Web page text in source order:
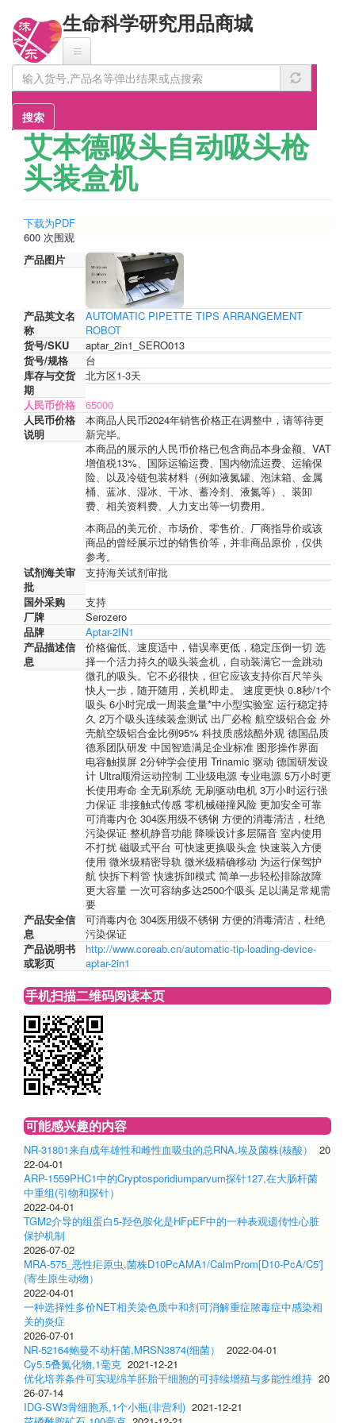
生命科学研究用品商城
搜索
艾本德吸头自动吸头枪
头装盒机
下载为PDF
600 次围观
产品图片
产品英文名
称
AUTOMATIC PIPETTE TIPS ARRANGEMENT
ROBOT
货号/SKU
aptar_2in1_SERO013
货号/规格
台
库存与交货
期
北方区1-3天
人民币价格
65000
人民币价格
说明
本商品人民币2024年销售价格正在调整中，请等待更
新完毕。
本商品的展示的人民币价格已包含商品本身金额、VAT
增值税13%、国际运输运费、国内物流运费、运输保
险、以及冷链包装材料（例如液氮罐、泡沫箱、金属
桶、蓝冰、湿冰、干冰、蓄冷剂、液氮等）、装卸
费、相关资料费、人力支出等一切费用。
本商品的美元价、市场价、零售价、厂商指导价或该
商品的曾经展示过的销售价等，并非商品原价，仅供
参考。
试剂海关审
批
支持海关试剂审批
国外采购
支持
厂牌
Serozero
品牌
Aptar-2IN1
产品描述信
息
价格偏低、速度适中，错误率更低，稳定压倒一切 选
择一个活力持久的吸头装盒机，自动装满它一盒跳动
微孔的吸头。它不必很快，但它应该支持你百尺竿头
快人一步，随开随用，关机即走。 速度更快 0.8秒/1个
吸头 6小时完成一周装盒量*中小型实验室 运行稳定持
久 2万个吸头连续装盒测试 出厂必检 航空级铝合金 外
壳航空级铝合金比例95% 科技质感炫酷外观 德国品质
德系团队研发 中国智造满足企业标准 图形操作界面
电容触摸屏 2分钟学会使用 Trinamic 驱动 德国研发设
计 Ultra顺滑运动控制 工业级电源 专业电源 5万小时更
长使用寿命 全无刷系统 无刷驱动电机 3万小时运行强
力保证 非接触式传感 零机械碰撞风险 更加安全可靠
可消毒内仓 304医用级不锈钢 方便的消毒清洁，杜绝
污染保证 整机静音功能 降噪设计多层隔音 室内使用
不打扰 磁吸式平台 可快速更换吸头盒 快速装入方便
使用 微米级精密导轨 微米级精确移动 为运行保驾护
航 快拆下料管 快速拆卸模式 简单一步轻松排除故障
更大容量 一次可容纳多达2500个吸头 足以满足常规需
要
产品安全信
息
可消毒内仓 304医用级不锈钢 方便的消毒清洁，杜绝
污染保证
产品说明书
或彩页
http://www.coreab.cn/automatic-tip-loading-device-
aptar-2in1
手机扫描二维码阅读本页
可能感兴趣的内容
NR-31801来自成年雄性和雌性血吸虫的总RNA,埃及菌株(核酸）
20
22-04-01
ARP-1559PHC1中的Cryptosporidiumparvum探针127,在大肠杆菌
中重组(引物和探针）
2022-04-01
TGM2介导的组蛋白5-羟色胺化是HFpEF中的一种表观遗传性心脏
保护机制
2026-07-02
MRA-575_恶性疟原虫,菌株D10PcAMA1/CalmProm[D10-PcA/C5']
(寄生原生动物）
2022-04-01
一种选择性多价NET相关染色质中和剂可消解重症脓毒症中感染相
关的炎症
2026-07-01
NR-52164鲍曼不动杆菌,MRSN3874(细菌）
2022-04-01
Cy5.5叠氮化物,1毫克 2021-12-21
优化培养条件可实现绵羊胚胎干细胞的可持续增殖与多能性维持 20
26-07-14
IDG-SW3骨细胞系,1个小瓶(非营利) 2021-12-21